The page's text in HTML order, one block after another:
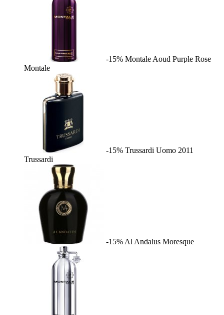
-15% Montale Aoud Purple Rose
Montale
-15% Trussardi Uomo 2011
Trussardi
-15% Al Andalus Moresque